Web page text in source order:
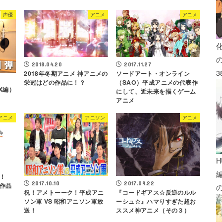
声優
）
アニメ
2018.04.20
2018年冬期アニメ 神アニメの
栄冠はどの作品に！？
アニメ
2017.11.27
ソードアート・オンライン
（SAO）平成アニメの代表作
にして、近未来を描くゲーム
アニメ
ニメ
品
アニソン
2017.10.10
祝！アメトーーク！平成アニ
ソン軍 VS 昭和アニソン軍放
送！
アニメ
2017.09.22
『コードギアス☆反逆のルル
ーシュ☆』ハマりすぎた超お
ススメ神アニメ（その３）